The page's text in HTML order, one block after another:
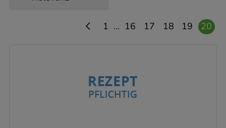
1 ... 16 17 18 19 20